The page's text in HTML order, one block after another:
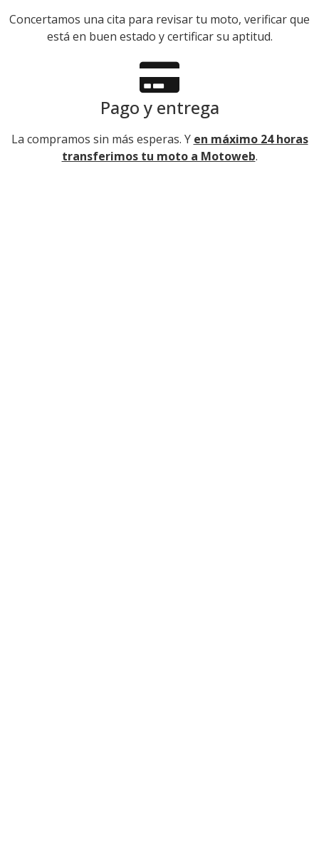
Concertamos una cita para revisar tu moto, verificar que
está en buen estado y certificar su aptitud.
Pago y entrega
La compramos sin más esperas. Y en máximo 24 horas
transferimos tu moto a Motoweb.